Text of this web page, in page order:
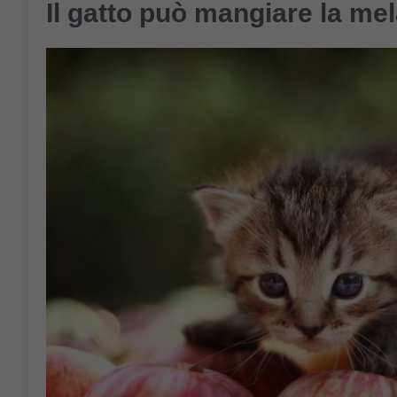
Il gatto può mangiare la